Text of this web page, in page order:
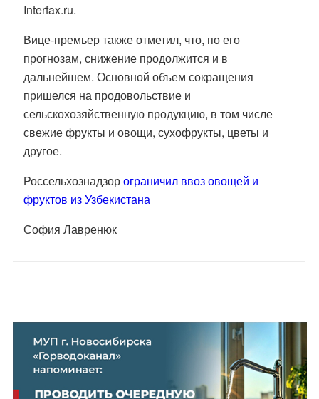
Interfax.ru.
Вице-премьер также отметил, что, по его
прогнозам, снижение продолжится и в
дальнейшем. Основной объем сокращения
пришелся на продовольствие и
сельскохозяйственную продукцию, в том числе
свежие фрукты и овощи, сухофрукты, цветы и
другое.
Россельхознадзорограничил ввоз овощей и
фруктов из Узбекистана
София Лавренюк